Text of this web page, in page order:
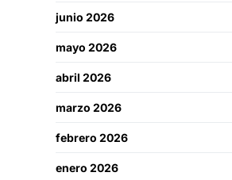
junio 2026
mayo 2026
abril 2026
marzo 2026
febrero 2026
enero 2026